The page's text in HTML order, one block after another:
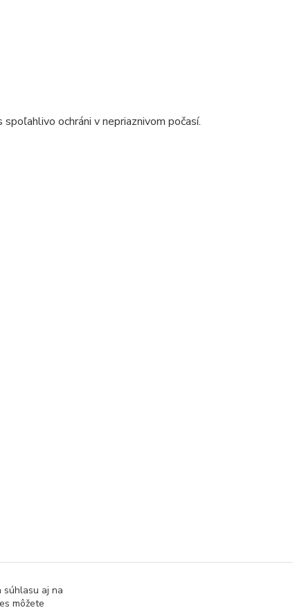
ochráni v nepriaznivom počasí.
súhlasu aj na
môžete